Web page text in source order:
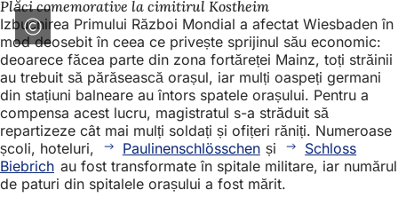
Plăci comemorative la cimitirul Kostheim
Izbucnirea Primului Război Mondial a afectat Wiesbaden în
mod deosebit în ceea ce privește sprijinul său economic:
deoarece făcea parte din zona fortăreței Mainz, toți străinii
au trebuit să părăsească orașul, iar mulți oaspeți germani
din stațiuni balneare au întors spatele orașului. Pentru a
compensa acest lucru, magistratul s-a străduit să
repartizeze cât mai mulți soldați și ofițeri răniți. Numeroase
școli, hoteluri,
Paulinenschlösschen și
Schloss
Biebrich au fost transformate în spitale militare, iar numărul
de paturi din spitalele orașului a fost mărit.